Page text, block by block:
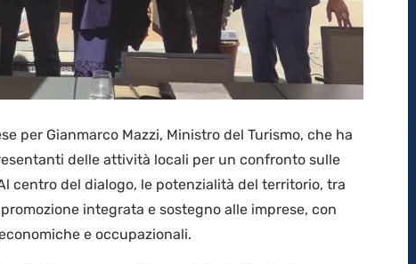
il
video
per Gianmarco Mazzi, Ministro del Turismo, che ha
delle attività locali per un confronto sulle
centro del dialogo, le potenzialità del territorio, tra
integrata e sostegno alle imprese, con
e occupazionali.